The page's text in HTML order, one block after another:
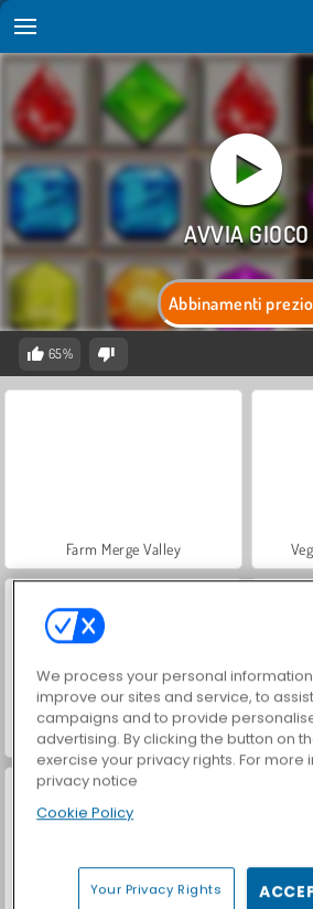
Abbinamenti
65%
Farm Merge Valley
Hidden Object: Street of Secrets
We process your personal
improve our sites and service, to
campaigns and to provide
advertising. By clicking the button on
exercise your privacy rights. For
privacy notice
Cookie Policy
Your Privacy Rights